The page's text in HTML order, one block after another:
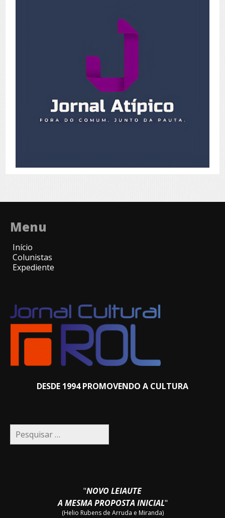
Menu
Início
Colunistas
Expediente
DESDE 1994 PROMOVENDO A CULTURA
Pesquisar
por:
"NOVO LEIAUTE
A MESMA PROPOSTA INICIAL"
(Helio Rubens de Arruda e Miranda)